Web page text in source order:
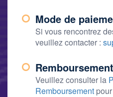
Mode de
Si vous rencontrez
veuillez contacter :
Remboursement
Veuillez consulter la
Remboursement